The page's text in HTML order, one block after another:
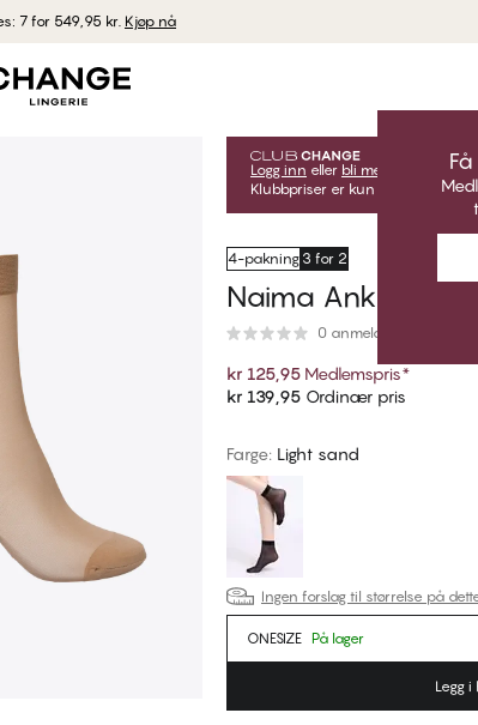
7 for 549,95 kr. Kjøp nå
Logg inn eller bli medlem
lås opp
Klubbpriser er kun gyldige når du
4-pakning 3 for 2
Naima Ankle
0 anmeldelser
kr 125,95 Medlemspris*
kr 139,95 Ordinær pris
Farge: Light sand
Ingen forslag til størrelse på
ONESIZE På lager
Legg